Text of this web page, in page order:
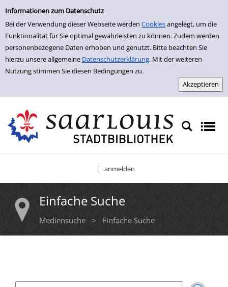
Einfache Suche
Informationen zum Datenschutz
Bei der Verwendung dieser Webseite werden Cookiesangelegt, um die
Funktionalität für Sie optimal gewährleisten zu können. Zudem werden
personenbezogene Daten erhoben und genutzt. Bitte beachten Sie
hierzu unsere allgemeine Datenschutzerklärung. Mit der weiteren
Nutzung stimmen Sie diesen Bedingungen zu.
Zur Detailanzeige springen
| anmelden
Einfache Suche
Mediensuche > Einfache Suche